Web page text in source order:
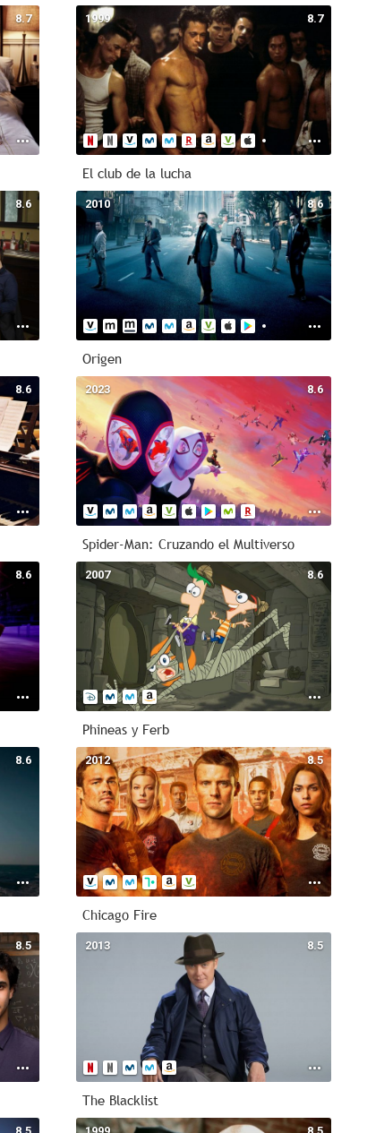
8.7 8.7
1999
El club de la lucha
8.6 8.6
2010
Origen
8.6 8.6
2023
Spider-Man: Cruzando el Multiverso
8.6 8.6
2007
Phineas y Ferb
8.6 8.5
2012
Chicago Fire
8.5 8.5
2013
The Blacklist